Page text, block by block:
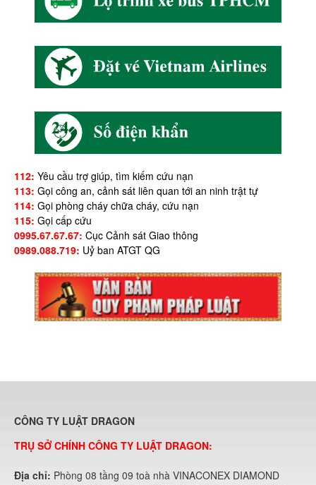
112: Yêu cầu trợ giúp, tìm kiếm cứu nạn
113: Gọi công an, cảnh sát liên quan tới an ninh trật tự
114: Gọi phòng cháy chữa cháy, cứu nạn
115: Gọi cấp cứu
0995.67.67.67: Cục Cảnh sát Giao thông
0989.088.719: Uỷ ban ATGT QG
CÔNG TY LUẬT DRAGON
TRỤ SỞ CHÍNH CÔNG TY LUẬT DRAGON:
Địa chỉ: Phòng 08 tầng 09 toà nhà VINACONEX DIAMOND